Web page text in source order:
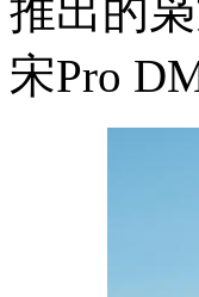
推出的
宋Pro